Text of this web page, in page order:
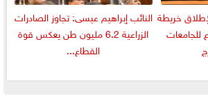
خريطة
للجامعات
النائب إبراهيم عيسى: تجاوز الصادرات
الزراعية 6.2 مليون طن يعكس قوة
القطاع...